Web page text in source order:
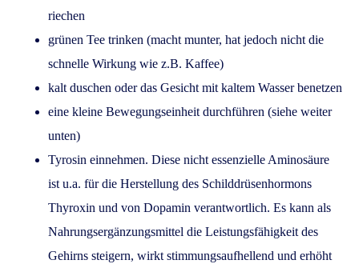
riechen
grünen Tee trinken (macht munter, hat jedoch nicht die
schnelle Wirkung wie z.B. Kaffee)
kalt duschen oder das Gesicht mit kaltem Wasser benetzen
eine kleine Bewegungseinheit durchführen (siehe weiter
unten)
Tyrosin einnehmen. Diese nicht essenzielle Aminosäure
ist u.a. für die Herstellung des Schilddrüsenhormons
Thyroxin und von Dopamin verantwortlich. Es kann als
Nahrungsergänzungsmittel die Leistungsfähigkeit des
Gehirns steigern, wirkt stimmungsaufhellend und erhöht